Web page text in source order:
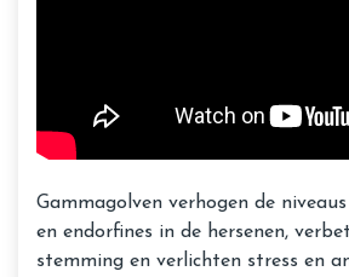
Gammagolven verhogen de
en endorfines in de hersenen,
stemming en verlichten stress en